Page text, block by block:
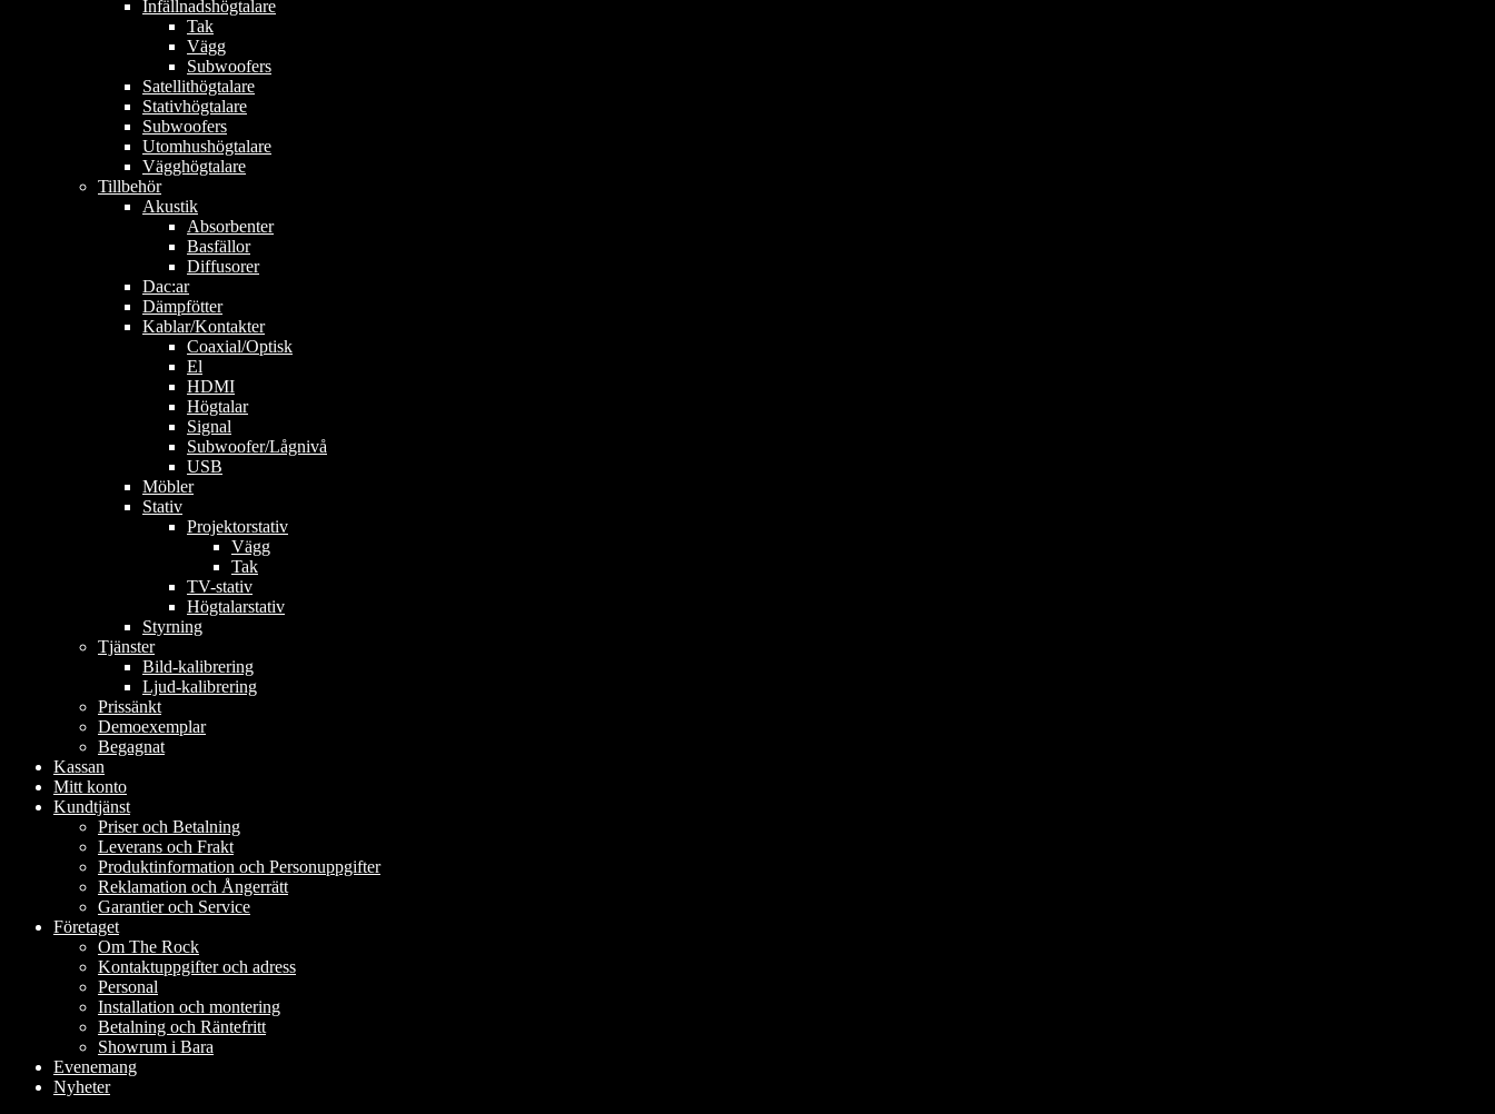
Infällnadshögtalare
Tak
Vägg
Subwoofers
Satellithögtalare
Stativhögtalare
Subwoofers
Utomhushögtalare
Vägghögtalare
Tillbehör
Akustik
Absorbenter
Basfällor
Diffusorer
Dac:ar
Dämpfötter
Kablar/Kontakter
Coaxial/Optisk
El
HDMI
Högtalar
Signal
Subwoofer/Lågnivå
USB
Möbler
Stativ
Projektorstativ
Vägg
Tak
TV-stativ
Högtalarstativ
Styrning
Tjänster
Bild-kalibrering
Ljud-kalibrering
Prissänkt
Demoexemplar
Begagnat
Kassan
Mitt konto
Kundtjänst
Priser och Betalning
Leverans och Frakt
Produktinformation och Personuppgifter
Reklamation och Ångerrätt
Garantier och Service
Företaget
Om The Rock
Kontaktuppgifter och adress
Personal
Installation och montering
Betalning och Räntefritt
Showrum i Bara
Evenemang
Nyheter